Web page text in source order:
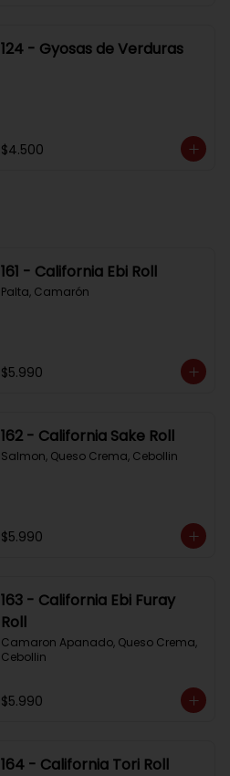
124 - Gyosas de Verduras
$4.500
161 - California Ebi Roll
Palta, Camarón
$5.990
162 - California Sake Roll
Salmon, Queso Crema, Cebollin
$5.990
163 - California Ebi Furay
Roll
Camaron Apanado, Queso Crema,
Cebollin
$5.990
164 - California Tori Roll